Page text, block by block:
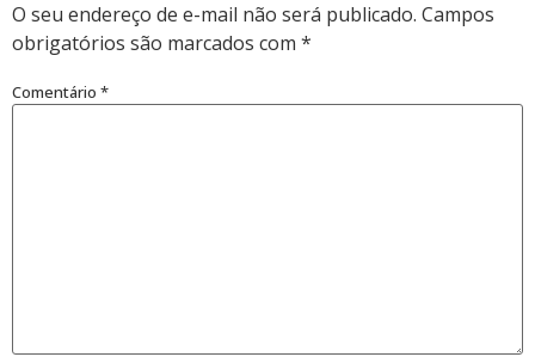
O seu endereço de e-mail não será publicado. Campos
obrigatórios são marcados com *
Comentário *